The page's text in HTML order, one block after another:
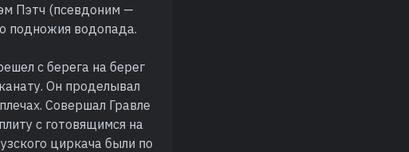
Пэтч (псевдоним —
подножия водопада.
с берега на берег
Он проделывал
Совершал Гравле
с готовящимся на
циркача были по